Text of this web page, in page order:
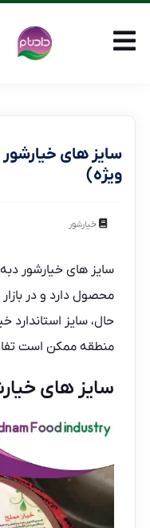
سایز های
ویژه)
خیارشور
سایز های خیارشور
محصول دارد و در
حال، سایز استاندارد
منطقه ممکن است
سایز های